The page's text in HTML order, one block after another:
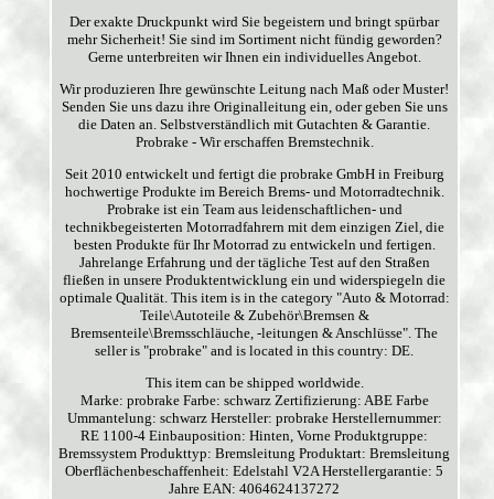
Der exakte Druckpunkt wird Sie begeistern und bringt spürbar
mehr Sicherheit! Sie sind im Sortiment nicht fündig geworden?
Gerne unterbreiten wir Ihnen ein individuelles Angebot.
Wir produzieren Ihre gewünschte Leitung nach Maß oder Muster!
Senden Sie uns dazu ihre Originalleitung ein, oder geben Sie uns
die Daten an. Selbstverständlich mit Gutachten & Garantie.
Probrake - Wir erschaffen Bremstechnik.
Seit 2010 entwickelt und fertigt die probrake GmbH in Freiburg
hochwertige Produkte im Bereich Brems- und Motorradtechnik.
Probrake ist ein Team aus leidenschaftlichen- und
technikbegeisterten Motorradfahrern mit dem einzigen Ziel, die
besten Produkte für Ihr Motorrad zu entwickeln und fertigen.
Jahrelange Erfahrung und der tägliche Test auf den Straßen
fließen in unsere Produktentwicklung ein und widerspiegeln die
optimale Qualität. This item is in the category "Auto & Motorrad:
Teile\Autoteile & Zubehör\Bremsen &
Bremsenteile\Bremsschläuche, -leitungen & Anschlüsse". The
seller is "probrake" and is located in this country: DE.
This item can be shipped worldwide.
Marke: probrake Farbe: schwarz Zertifizierung: ABE Farbe
Ummantelung: schwarz Hersteller: probrake Herstellernummer:
RE 1100-4 Einbauposition: Hinten, Vorne Produktgruppe:
Bremssystem Produkttyp: Bremsleitung Produktart: Bremsleitung
Oberflächenbeschaffenheit: Edelstahl V2A Herstellergarantie: 5
Jahre EAN: 4064624137272